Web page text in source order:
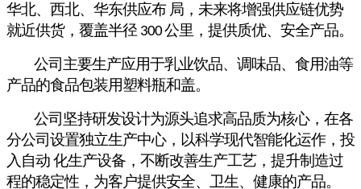
华北、西北、华东供应布 局，未来将增强供应链优势
就近供货，覆盖半径 300公里，提供质优、安全产品。
公司主要生产应用于乳业饮品、调味品、食用油等
产品的食品包装用塑料瓶和盖。
公司坚持研发设计为源头追求高品质为核心， 在各
分公司设置独立生产中心，以科学现代智能化运作，投
入自动化生产设备，不断改善生产工艺，提升制造过
程的稳定性，为客户提供安全、卫生、健康的产品。